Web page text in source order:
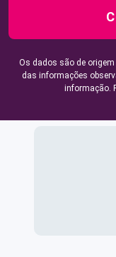
Os dados são de
das informações
informação.